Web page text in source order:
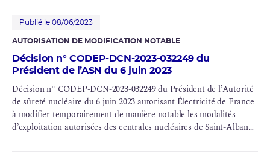
Publié le 08/06/2023
AUTORISATION DE MODIFICATION NOTABLE
Décision n° CODEP-DCN-2023-032249 du
Président de l’ASN du 6 juin 2023
Décision n° CODEP-DCN-2023-032249 du Président de l’Autorité
de sûreté nucléaire du 6 juin 2023 autorisant Électricité de France
à modifier temporairement de manière notable les modalités
d’exploitation autorisées des centrales nucléaires de Saint-Alban